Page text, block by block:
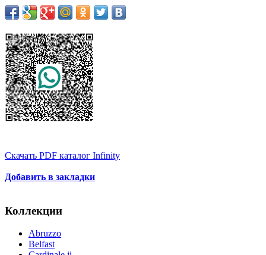
Скачать PDF каталог Infinity
Добавить в закладки
Коллекции
Abruzzo
Belfast